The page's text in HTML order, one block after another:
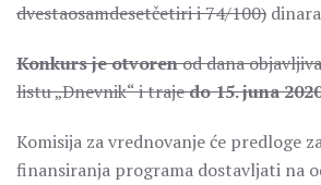
dvestaosamdesetčetiri i 74/100)
Konkurs je otvorenod dana
listu „Dnevnik“ i trajedo 15. juna
Komisija za vrednovanje će predloge
finansiranja programa dostavljati na